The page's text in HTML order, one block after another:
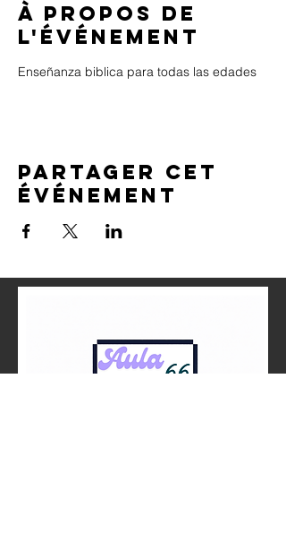
À propos de
l'événement
Enseñanza biblica para todas las edades
Partager cet
événement